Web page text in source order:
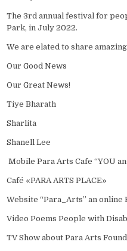
The 3rd annual festival for
Park, in July 2022.
We are elated to share
Our Good News
Our Great News!
Tiye Bharath
Sharlita
Shanell Lee
Mobile Para Arts Cafe “YOU
Café «PARA ARTS PLACE»
Website “Para_Arts” an online
Video Poems People with
TV Show about Para Arts